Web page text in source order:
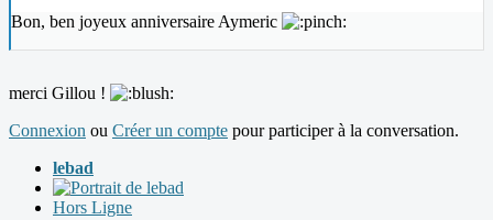
Bon, ben joyeux anniversaire Aymeric
merci Gillou !
Connexion ou Créer un compte pour participer à la conversation.
lebad
Hors Ligne